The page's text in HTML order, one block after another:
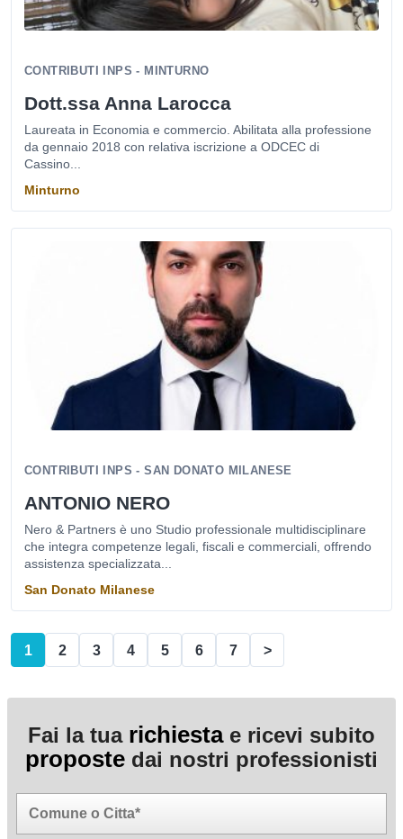
CONTRIBUTI INPS - MINTURNO
Dott.ssa Anna Larocca
Laureata in Economia e commercio. Abilitata alla professione
da gennaio 2018 con relativa iscrizione a ODCEC di
Cassino...
Minturno
CONTRIBUTI INPS - SAN DONATO MILANESE
ANTONIO NERO
Nero & Partners è uno Studio professionale multidisciplinare
che integra competenze legali, fiscali e commerciali, offrendo
assistenza specializzata...
San Donato Milanese
1 2 3 4 5 6 7 >
Fai la tua richiestae ricevi subito
proposte dai nostri professionisti